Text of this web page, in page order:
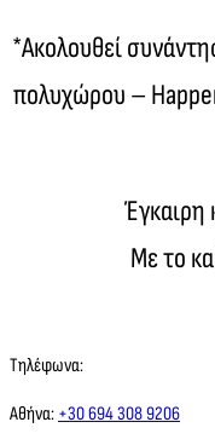
*Ακολουθεί
πολυχώρου –
Έγκαιρη
Με το
Τηλέφωνα:
Αθήνα: +30 694 308 9206